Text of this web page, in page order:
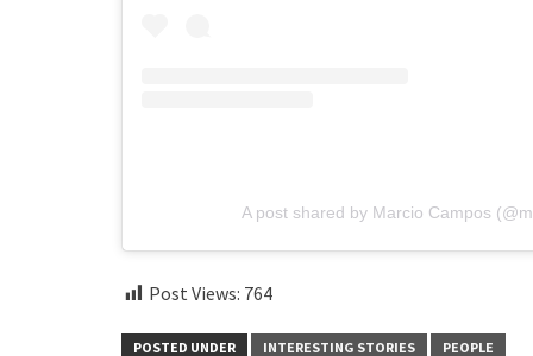
A post shared by Marcio Campos
Post Views: 764
POSTED UNDER INTERESTING STORIES PEOPLE